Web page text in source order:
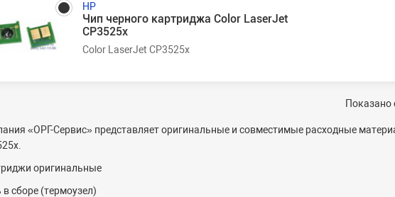
HP
Чип черного картриджа Color LaserJet
CP3525x
Color LaserJet CP3525x
Показано
«ОРГ-Cервис» представляет оригинальные и совместимые расходные
оригинальные
в сборе (термоузел)